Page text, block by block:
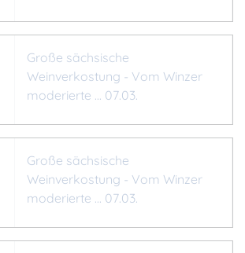
Große sächsische
Weinverkostung - Vom Winzer
moderierte ... 07.03.
Große sächsische
Weinverkostung - Vom Winzer
moderierte ... 07.03.